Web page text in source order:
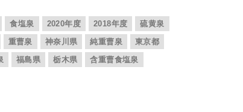
食塩泉 2020年度 2018年度
硫黄泉
重曹泉 神奈川県 純重曹泉
東京都
福島県 栃木県
含重曹食塩泉